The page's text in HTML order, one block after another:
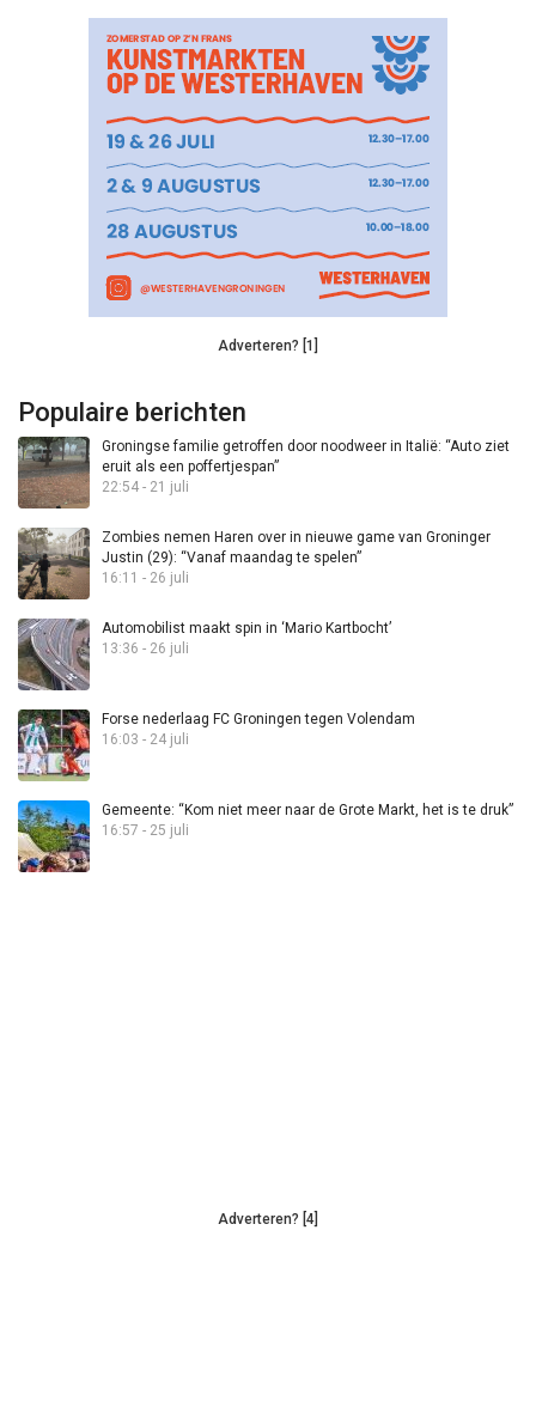
Adverteren? [1]
Populaire berichten
Groningse familie getroffen door noodweer in Italië: “Auto ziet
eruit als een poffertjespan”
22:54 - 21 juli
Zombies nemen Haren over in nieuwe game van Groninger
Justin (29): “Vanaf maandag te spelen”
16:11 - 26 juli
Automobilist maakt spin in ‘Mario Kartbocht’
13:36 - 26 juli
Forse nederlaag FC Groningen tegen Volendam
16:03 - 24 juli
Gemeente: “Kom niet meer naar de Grote Markt, het is te druk”
16:57 - 25 juli
Adverteren? [4]